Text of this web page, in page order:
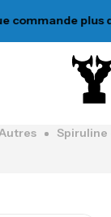
plus de
Spiruline